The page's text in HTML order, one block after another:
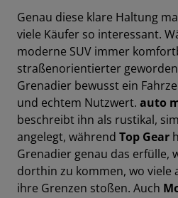
Genau diese klare Haltung
viele Käufer so interessant.
moderne SUV immer
straßenorientierter
Grenadier bewusst ein
und echtem Nutzwert. auto
beschreibt ihn als rustikal,
angelegt, während Top Gear
Grenadier genau das erfülle,
dorthin zu kommen, wo viele
ihre Grenzen stoßen. Auch